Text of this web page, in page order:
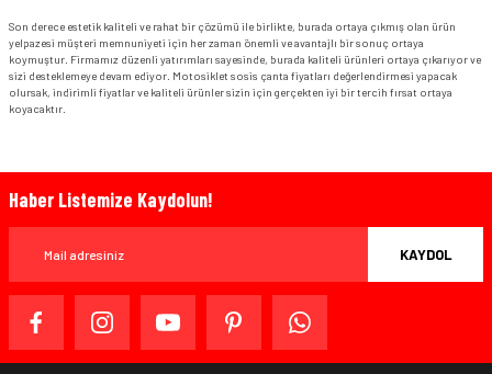
Son derece estetik kaliteli ve rahat bir çözümü ile birlikte, burada ortaya çıkmış olan ürün
yelpazesi müşteri memnuniyeti için her zaman önemli ve avantajlı bir sonuç ortaya
koymuştur. Firmamız düzenli yatırımları sayesinde, burada kaliteli ürünleri ortaya çıkarıyor ve
sizi desteklemeye devam ediyor. Motosiklet sosis çanta fiyatları değerlendirmesi yapacak
olursak, indirimli fiyatlar ve kaliteli ürünler sizin için gerçekten iyi bir tercih fırsat ortaya
koyacaktır.
Haber Listemize Kaydolun!
KAYDOL